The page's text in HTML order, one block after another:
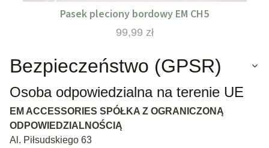
Pasek pleciony bordowy EM CH5
Cena
99,99 zł
Bezpieczeństwo (GPSR)
Osoba odpowiedzialna na terenie UE
EM ACCESSORIES SPÓŁKA Z OGRANICZONĄ
ODPOWIEDZIALNOŚCIĄ
Al. Piłsudskiego 63